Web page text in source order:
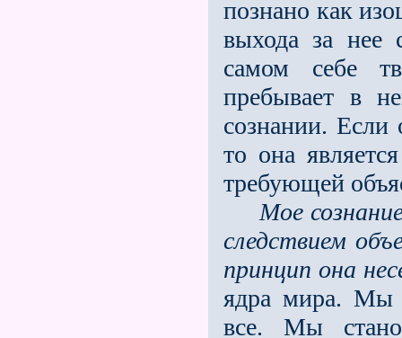
познано как
выхода за нее
самом себе
пребывает в
сознании. Если
то она
требующей
Мое
следствием
принцип она
ядра мира. Мы
все. Мы